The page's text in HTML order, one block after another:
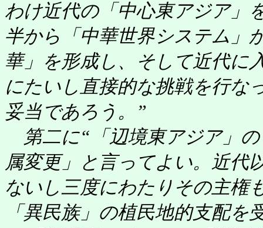
わけ近代の「中心東アジア」
半から「中華世界システム」
華」を形成し、そして近代に
にたいし直接的な挑戦を行な
妥当であろう。”
第二に“「辺境東アジア」
属変更」と言ってよい。近代
ないし三度にわたりその主権
「異民族」の植民地的支配